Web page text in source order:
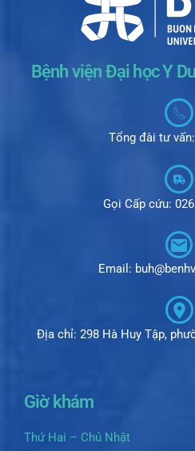
Bệnh viện Đại học Y
Tổng đài tư
Gọi Cấp cứu:
Email:
Địa chỉ: 298 Hà Huy Tập,
Giờ khám
Thứ Hai – Chủ Nhật